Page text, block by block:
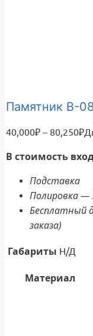
Памятник В-
40,000₽ – 80,250₽
В стоимость
Подставка
Полировка —
Бесплатный
заказа)
Габариты Н/Д
Материал